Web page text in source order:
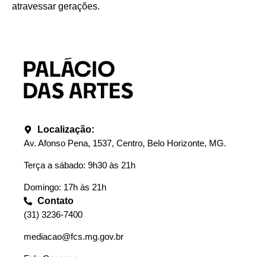
atravessar gerações.
Localização:
Av. Afonso Pena, 1537, Centro, Belo Horizonte, MG.
Terça a sábado: 9h30 às 21h
Domingo: 17h às 21h
Contato
(31) 3236-7400
mediacao@fcs.mg.gov.br